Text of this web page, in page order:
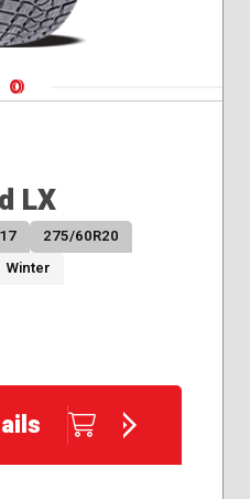
1
Navigate 2
LX
275/60R20
Winter